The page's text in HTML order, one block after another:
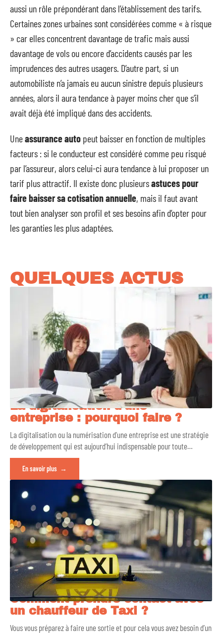
aussi un rôle prépondérant dans l’établissement des tarifs.
Certaines zones urbaines sont considérées comme « à risque
» car elles concentrent davantage de trafic mais aussi
davantage de vols ou encore d’accidents causés par les
imprudences des autres usagers. D’autre part, si un
automobiliste n’a jamais eu aucun sinistre depuis plusieurs
années, alors il aura tendance à payer moins cher que s’il
avait déjà été impliqué dans des accidents.
Uneassurance auto peut baisser en fonction de multiples
facteurs : si le conducteur est considéré comme peu risqué
par l’assureur, alors celui-ci aura tendance à lui proposer un
tarif plus attractif. Il existe donc plusieursastuces pour
faire baisser sa cotisation annuelle, mais il faut avant
tout bien analyser son profil et ses besoins afin d’opter pour
les garanties les plus adaptées.
QUELQUES ACTUS
La digitalisation d’une
entreprise : pourquoi faire ?
La digitalisation ou la numérisation d’une entreprise est une stratégie
de développement qui est aujourd’hui indispensable pour toute…
En savoir plus
Comment prendre contact avec
un chauffeur de Taxi ?
Vous vous préparez à faire une sortie et pour cela vous avez besoin d’un